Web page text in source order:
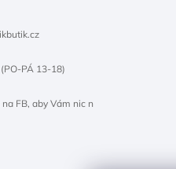
PÁ 13-18)
FB, aby Vám nic n